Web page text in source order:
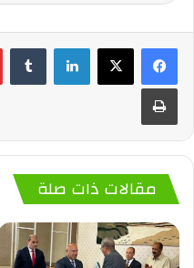
لينكدإن
مقالات ذات صلة